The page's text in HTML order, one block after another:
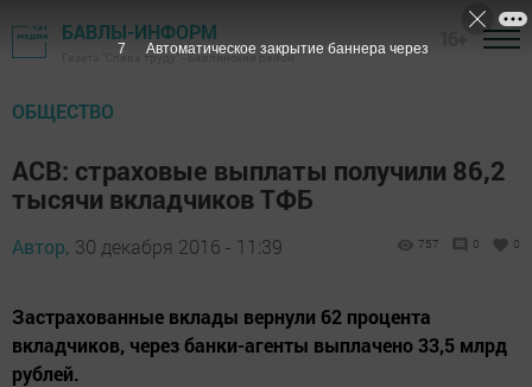
БАВЛЫ-ИНФОРМ
Газета "Слава труду" - Бавлинский район
ОБЩЕСТВО
АСВ: страховые выплаты получили 86,2
тысячи вкладчиков ТФБ
Автор, 30 декабря 2016 - 11:39 757 0 0
Застрахованные вклады вернули 62 процента
вкладчиков, через банки-агенты выплачено 33,5 млрд
рублей.
6 Автоматическое закрытие баннера через